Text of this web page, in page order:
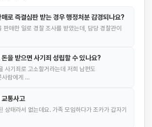
로 즉결심판 받는 경우 행정처분 감경되나요?
판매한 일로 경찰 조사를 받았는데, 담당 경찰관이
을 받으면 사기죄 성립할 수 있나요?
사기죄로 고소할거라는데 저희 남편도
사람에게 …
통사고
상태라서 없는데요. 가족 모임하다가 조카가 갑자기